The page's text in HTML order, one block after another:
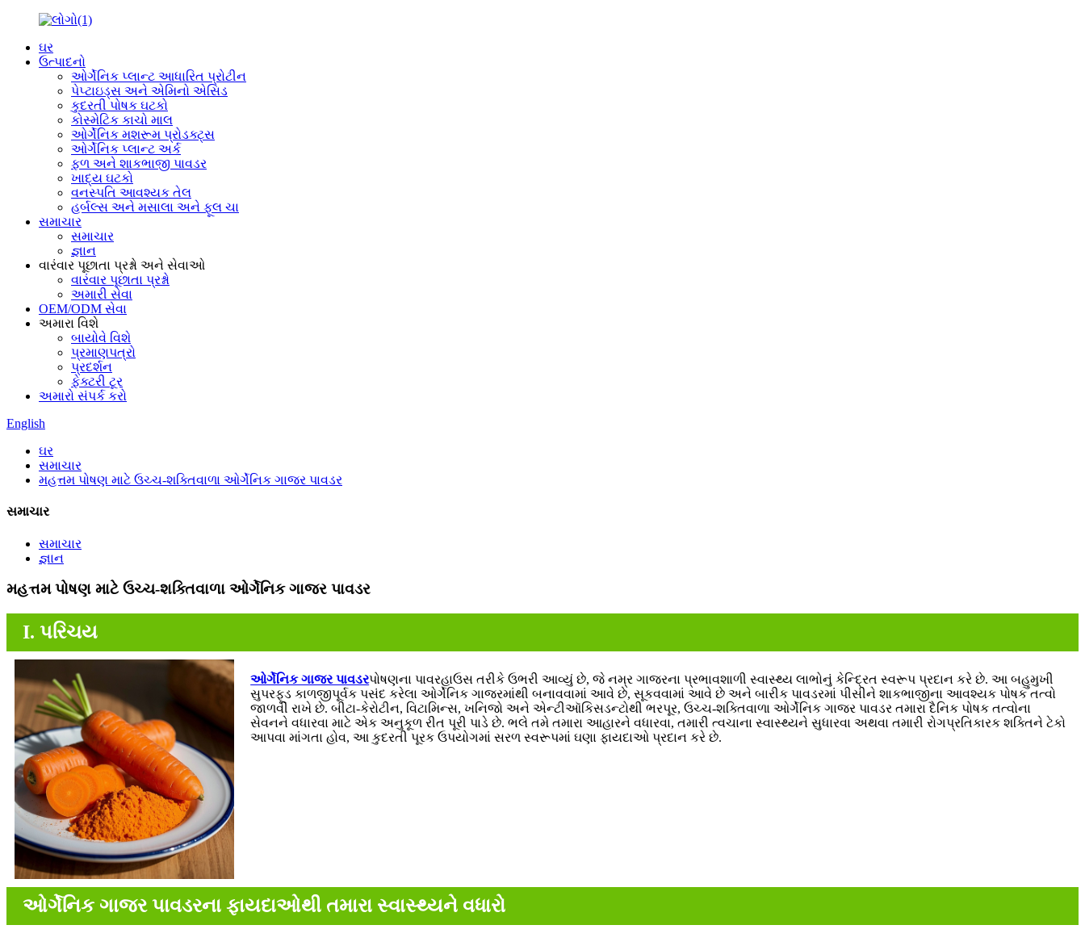
ઘર
ઉત્પાદનો
ઓર્ગેનિક પ્લાન્ટ આધારિત પ્રોટીન
પેપ્ટાઇડ્સ અને એમિનો એસિડ
કુદરતી પોષક ઘટકો
કોસ્મેટિક કાચો માલ
ઓર્ગેનિક મશરૂમ પ્રોડક્ટ્સ
ઓર્ગેનિક પ્લાન્ટ અર્ક
ફળ અને શાકભાજી પાવડર
ખાદ્ય ઘટકો
વનસ્પતિ આવશ્યક તેલ
હર્બલ્સ અને મસાલા અને ફૂલ ચા
સમાચાર
સમાચાર
જ્ઞાન
વારંવાર પૂછાતા પ્રશ્નો અને સેવાઓ
વારંવાર પૂછાતા પ્રશ્નો
અમારી સેવા
OEM/ODM સેવા
અમારા વિશે
બાયોવે વિશે
પ્રમાણપત્રો
પ્રદર્શન
ફેક્ટરી ટૂર
અમારો સંપર્ક કરો
English
ઘર
સમાચાર
મહત્તમ પોષણ માટે ઉચ્ચ-શક્તિવાળા ઓર્ગેનિક ગાજર પાવડર
સમાચાર
સમાચાર
જ્ઞાન
મહત્તમ પોષણ માટે ઉચ્ચ-શક્તિવાળા ઓર્ગેનિક ગાજર પાવડર
I. પરિચય
ઓર્ગેનિક ગાજર પાવડરપોષણના પાવરહાઉસ તરીકે ઉભરી આવ્યું છે, જે નમ્ર ગાજરના પ્રભાવશાળી સ્વાસ્થ્ય લાભોનું કેન્દ્રિત સ્વરૂપ પ્રદાન કરે છે. આ બહુમુખી
સુપરફૂડ કાળજીપૂર્વક પસંદ કરેલા ઓર્ગેનિક ગાજરમાંથી બનાવવામાં આવે છે, સૂકવવામાં આવે છે અને બારીક પાવડરમાં પીસીને શાકભાજીના આવશ્યક પોષક તત્વો
જાળવી રાખે છે. બીટા-કેરોટીન, વિટામિન્સ, ખનિજો અને એન્ટીઑકિસડન્ટોથી ભરપૂર, ઉચ્ચ-શક્તિવાળા ઓર્ગેનિક ગાજર પાવડર તમારા દૈનિક પોષક તત્વોના
સેવનને વધારવા માટે એક અનુકૂળ રીત પૂરી પાડે છે. ભલે તમે તમારા આહારને વધારવા, તમારી ત્વચાના સ્વાસ્થ્યને સુધારવા અથવા તમારી રોગપ્રતિકારક શક્તિને ટેકો
આપવા માંગતા હોવ, આ કુદરતી પૂરક ઉપયોગમાં સરળ સ્વરૂપમાં ઘણા ફાયદાઓ પ્રદાન કરે છે.
ઓર્ગેનિક ગાજર પાવડરના ફાયદાઓથી તમારા સ્વાસ્થ્યને વધારો